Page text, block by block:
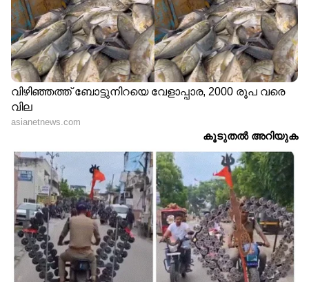
ഇമെയിലും ഫോൺ നമ്പറും പുറമെ നിന്ന്
ചേർത്തിട്ടുണ്ട്.